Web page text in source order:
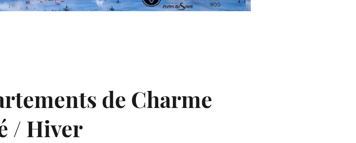
de Charme
/ Hiver